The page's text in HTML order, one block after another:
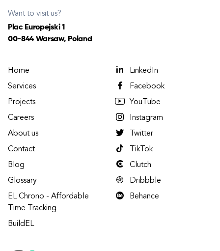
Want to visit us?
Plac Europejski 1
00-844 Warsaw, Poland
Home
Services
Projects
Careers
About us
Contact
Blog
Glossary
EL Chrono - Affordable
Time Tracking
BuildEL
LinkedIn
Facebook
YouTube
Instagram
Twitter
TikTok
Clutch
Dribbble
Behance